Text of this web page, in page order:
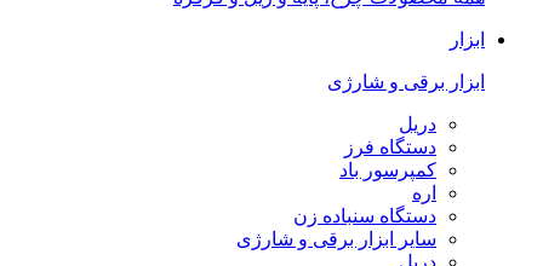
ابزار
ابزار برقی و شارژی
دریل
دستگاه فرز
کمپرسور باد
اره
دستگاه سنباده زن
سایر ابزار برقی و شارژی
دریل